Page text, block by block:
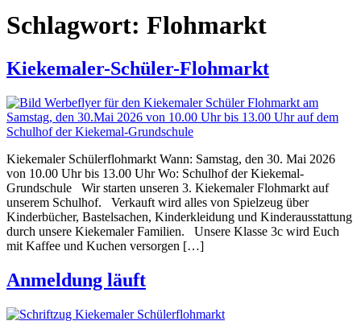
Schlagwort: Flohmarkt
Kiekemaler-Schüler-Flohmarkt
Kiekemaler Schülerflohmarkt Wann: Samstag, den 30. Mai 2026
von 10.00 Uhr bis 13.00 Uhr Wo: Schulhof der Kiekemal-
Grundschule Wir starten unseren 3. Kiekemaler Flohmarkt auf
unserem Schulhof. Verkauft wird alles von Spielzeug über
Kinderbücher, Bastelsachen, Kinderkleidung und Kinderausstattung
durch unsere Kiekemaler Familien. Unsere Klasse 3c wird Euch
mit Kaffee und Kuchen versorgen […]
Anmeldung läuft